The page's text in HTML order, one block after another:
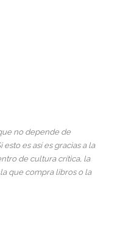
no depende de
es así es gracias a la
de cultura crítica, la
que compra libros o la